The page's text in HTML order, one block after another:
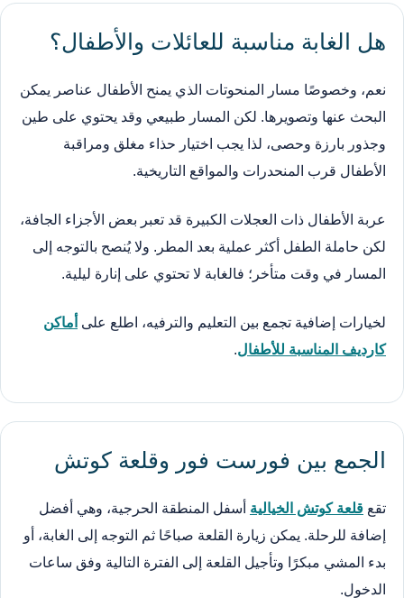
هل الغابة مناسبة للعائلات والأطفال؟
نعم، وخصوصًا مسار المنحوتات الذي يمنح الأطفال عناصر يمكن
البحث عنها وتصويرها. لكن المسار طبيعي وقد يحتوي على طين
وجذور بارزة وحصى، لذا يجب اختيار حذاء مغلق ومراقبة
الأطفال قرب المنحدرات والمواقع التاريخية.
عربة الأطفال ذات العجلات الكبيرة قد تعبر بعض الأجزاء الجافة،
لكن حاملة الطفل أكثر عملية بعد المطر. ولا يُنصح بالتوجه إلى
المسار في وقت متأخر؛ فالغابة لا تحتوي على إنارة ليلية.
لخيارات إضافية تجمع بين التعليم والترفيه، اطلع على أماكن
كارديف المناسبة للأطفال.
الجمع بين فورست فور وقلعة كوتش
تقع قلعة كوتش الخيالية أسفل المنطقة الحرجية، وهي أفضل
إضافة للرحلة. يمكن زيارة القلعة صباحًا ثم التوجه إلى الغابة، أو
بدء المشي مبكرًا وتأجيل القلعة إلى الفترة التالية وفق ساعات
الدخول.